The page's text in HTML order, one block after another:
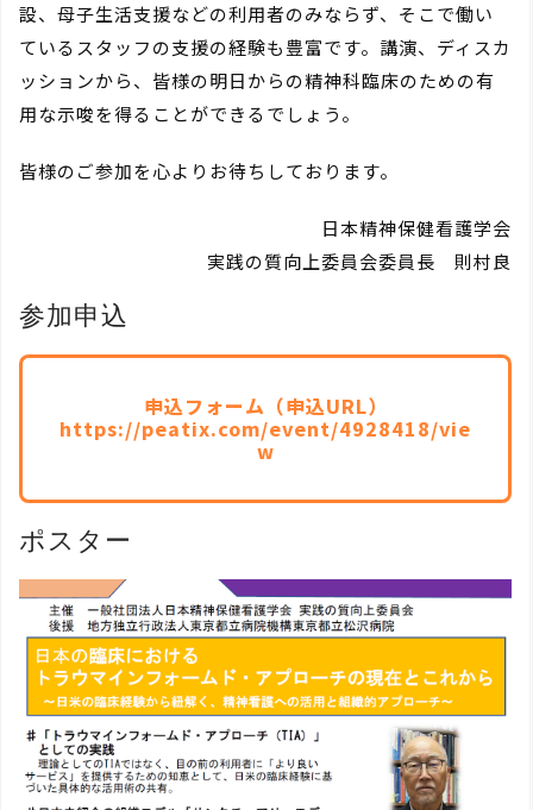
設、母子生活支援などの利用者のみならず、そこで働い
ているスタッフの支援の経験も豊富です。講演、ディスカ
ッションから、皆様の明日からの精神科臨床のための有
用な示唆を得ることができるでしょう。
皆様のご参加を心よりお待ちしております。
日本精神保健看護学会
実践の質向上委員会委員長 則村良
参加申込
申込フォーム（申込URL）
https://peatix.com/event/4928418/vie
w
ポスター